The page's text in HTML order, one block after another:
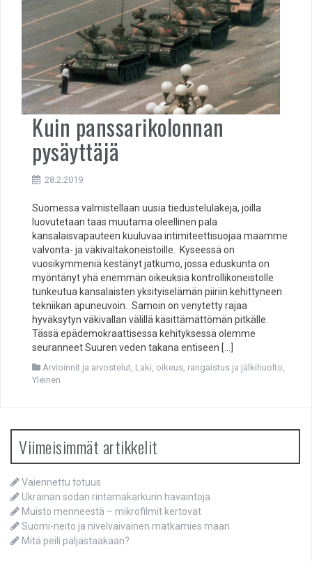
Kuin panssarikolonnan
pysäyttäjä
28.2.2019
Suomessa valmistellaan uusia tiedustelulakeja, joilla
luovutetaan taas muutama oleellinen pala
kansalaisvapauteen kuuluvaa intimiteettisuojaa maamme
valvonta- ja väkivaltakoneistoille. Kyseessä on
vuosikymmeniä kestänyt jatkumo, jossa eduskunta on
myöntänyt yhä enemmän oikeuksia kontrollikoneistolle
tunkeutua kansalaisten yksityiselämän piiriin kehittyneen
tekniikan apuneuvoin. Samoin on venytetty rajaa
hyväksytyn väkivallan välillä käsittämättömän pitkälle.
Tässä epädemokraattisessa kehityksessä olemme
seuranneet Suuren veden takana entiseen […]
Arvioinnit ja arvostelut, Laki, oikeus, rangaistus ja jälkihuolto,
Yleinen
Viimeisimmät artikkelit
Vaiennettu totuus
Ukrainan sodan rintamakarkurin havaintoja
Muisto menneestä – mikrofilmit kertovat
Suomi-neito ja nivelvaivainen matkamies maan
Mitä peili paljastaakaan?